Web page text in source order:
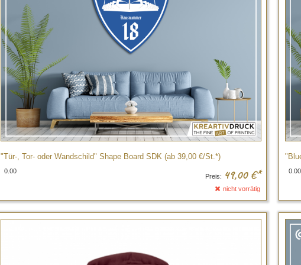
"Tür-, Tor- oder Wandschild" Shape Board SDK (ab 39,00 €/St.*)
0.00
Preis: 49,00 €*
nicht vorrätig
0.00